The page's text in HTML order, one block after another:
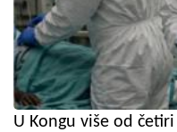
U Kongu više od